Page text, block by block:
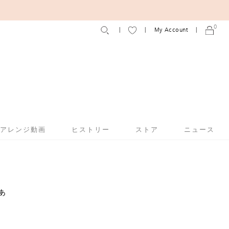
レンジ動画 ヒストリー ストア ニュース
My Account 0